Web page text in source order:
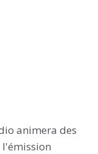
animera des
l'émission